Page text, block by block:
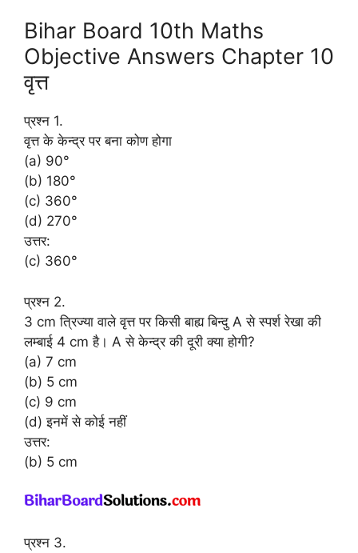
Bihar Board 10th Maths
Objective Answers Chapter 10
वृत्त
प्रश्न 1.
वृत्त के केन्द्र पर बना कोण होगा
(a) 90°
(b) 180°
(c) 360°
(d) 270°
उत्तर:
(c) 360°
प्रश्न 2.
3 cm त्रिज्या वाले वृत्त पर किसी बाह्य बिन्दु A से स्पर्श रेखा की
लम्बाई 4 cm है। A से केन्द्र की दूरी क्या होगी?
(a) 7 cm
(b) 5 cm
(c) 9 cm
(d) इनमें से कोई नहीं
उत्तर:
(b) 5 cm
प्रश्न 3.